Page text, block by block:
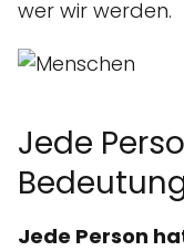
wer wir werden.
Jede
Jede Person